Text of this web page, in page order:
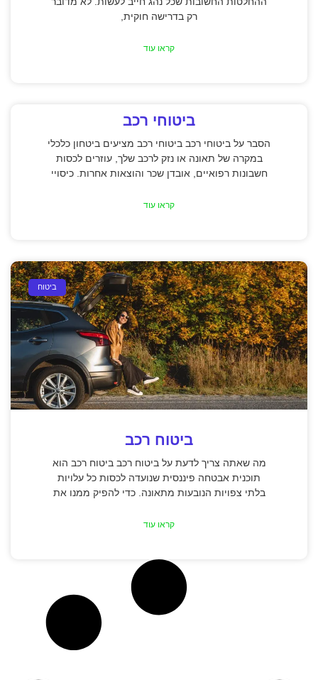
רק בדרישה חוקית,
קראו עוד
ביטוחי רכב
הסבר על ביטוחי רכב ביטוחי רכב מציעים ביטחון כלכלי
במקרה של תאונה או נזק לרכב שלך, עוזרים לכסות
חשבונות רפואיים, אובדן שכר והוצאות אחרות. כיסויי
קראו עוד
ביטוח
ביטוח רכב
מה שאתה צריך לדעת על ביטוח רכב ביטוח רכב הוא
תוכנית אבטחה פיננסית שנועדה לכסות כל עלויות
בלתי צפויות הנובעות מתאונה. כדי להפיק ממנו את
קראו עוד